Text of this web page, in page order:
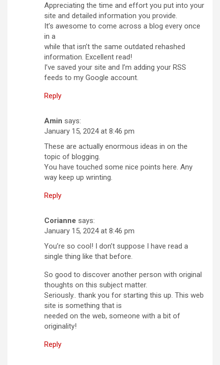
Appreciating the time and effort you put into your
site and detailed information you provide.
It’s awesome to come across a blog every once
in a
while that isn’t the same outdated rehashed
information. Excellent read!
I’ve saved your site and I’m adding your RSS
feeds to my Google account.
Reply
Amin says:
January 15, 2024 at 8:46 pm
These are actually enormous ideas in on the
topic of blogging.
You have touched some nice points here. Any
way keep up wrinting.
Reply
Corianne says:
January 15, 2024 at 8:46 pm
You’re so cool! I don’t suppose I have read a
single thing like that before.
So good to discover another person with original
thoughts on this subject matter.
Seriously.. thank you for starting this up. This web
site is something that is
needed on the web, someone with a bit of
originality!
Reply